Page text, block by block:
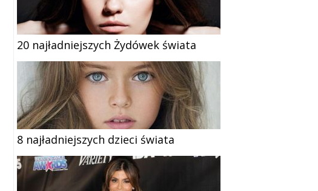
20 najładniejszych Żydówek świata
8 najładniejszych dzieci świata